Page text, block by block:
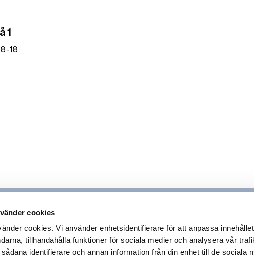
cookies
cookies. Vi använder enhetsidentifierare för att anpassa
tillhandahålla funktioner för sociala medier och analysera vår
identifierare och annan information från din enhet till de sociala
1
18
17